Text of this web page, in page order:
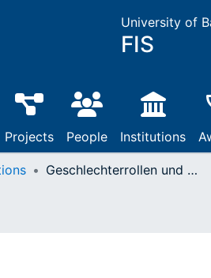
University of
FIS
Projects People Institutions
Geschlechterrollen und andere Katastrophen zur Re- und Dekonstruktion von Zeichenhaftigkeiten eines Hollywood-Films